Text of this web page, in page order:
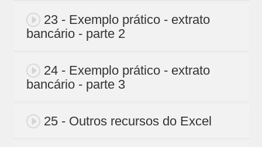
23 - Exemplo prático - extrato
bancário - parte 2
24 - Exemplo prático - extrato
bancário - parte 3
25 - Outros recursos do Excel